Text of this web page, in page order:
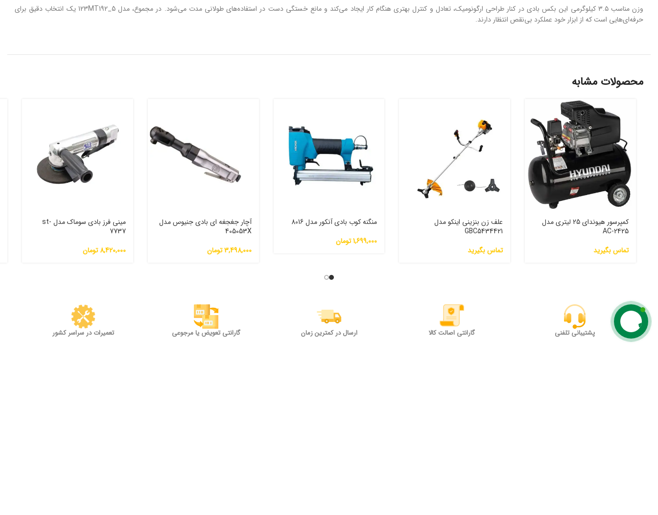
وزنمناسب۳.۵ کیلوگرمی این بکس بادیدر کنار طراحی ارگونومیک،تعادل و کنترل بهتری هنگامکار ایجاد می‌کند و مانعخستگیدست در استفاده‌های طولانیمدتمی‌شود. در مجموع، مدل123MT192_5 یک انتخاب دقیق برای
حرفه‌ای‌هایی استکه از ابزار خود عملکرد بی‌نقص انتظار دارند.
محصولات مشابه
کمپرسور هیوندای 25 لیتری مدل
AC-2425
تماس بگیرید
علف زن بنزینی اینکو مدل
GBC5434421
تماس بگیرید
منگنه کوب بادی آنکور مدل 8016
1,699,000تومان
آچار جغجغه ای بادی جنیوس مدل
405053X
3,498,000تومان
مینی فرز بادی سوماک مدل st-
7737
8,420,000 تومان
پشتیبانی تلفنی گارانتی اصالت کالا ارسال در کمترین زمان گارانتی تعویض یا مرجوعی تعمیرات در سراسر کشور